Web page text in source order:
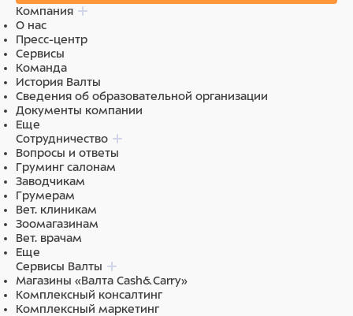
Вода, цетеариловый спирт, цетримония хлорид,
феноксиэтанол, экстракт листьев перечной мяты,
пиридоксина гидрохлорид, пропиленгликоль,
симетикон, лимонная кислота, парфюм (отдушка),
бензил салицилат, СІ 19140, СІ 42080, СІ 42090.
Компания
О нас
Пресс-центр
Сервисы
Команда
История Валты
Сведения об образовательной организации
Документы компании
Еще
Сотрудничество
Вопросы и ответы
Груминг салонам
Заводчикам
Грумерам
Вет. клиникам
Зоомагазинам
Вет. врачам
Еще
Сервисы Валты
Магазины «Валта Cash&Carry»
Комплексный консалтинг
Комплексный маркетинг